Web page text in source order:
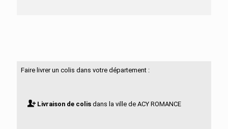
Faire livrer un colis dans votre département :
Livraison de colisdans la ville de ACY ROMANCE